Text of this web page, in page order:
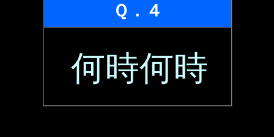
Ｑ．４
何時何時